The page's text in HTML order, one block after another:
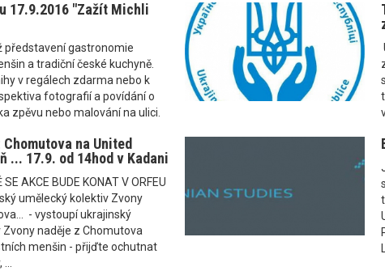
17.9.2016 "Zažít Michli
představení gastronomie
a tradiční české kuchyně.
v regálech zdarma nebo k
fotografií a povídání o
zpěvu nebo malování na ulici.
na United
... 17.9. od 14hod v Kadani
SE AKCE BUDE KONAT V ORFEU
umělecký kolektiv Zvony
- vystoupí ukrajinský
naděje z Chomutova
menšin - přijďte ochutnat
...